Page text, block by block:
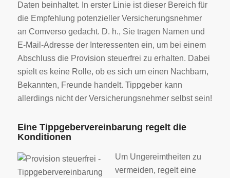
Daten beinhaltet. In erster Linie ist dieser Bereich für
die Empfehlung potenzieller Versicherungsnehmer
an Comverso gedacht. D. h., Sie tragen Namen und
E-Mail-Adresse der Interessenten ein, um bei einem
Abschluss die Provision steuerfrei zu erhalten. Dabei
spielt es keine Rolle, ob es sich um einen Nachbarn,
Bekannten, Freunde handelt. Tippgeber kann
allerdings nicht der Versicherungsnehmer selbst sein!
Eine Tippgebervereinbarung regelt die
Konditionen
Um Ungereimtheiten zu
vermeiden, regelt eine